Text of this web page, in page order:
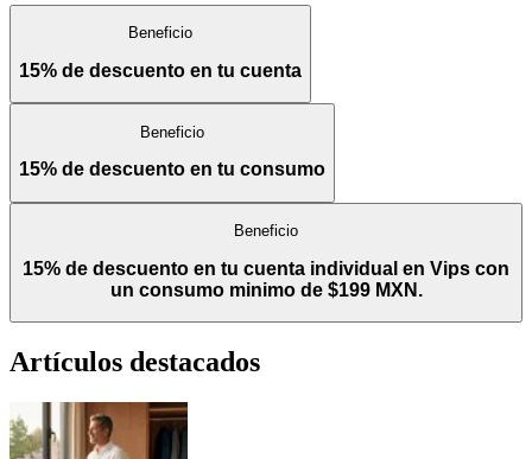
Beneficio
15% de descuento en tu cuenta
Beneficio
15% de descuento en tu consumo
Beneficio
15% de descuento en tu cuenta individual en Vips con
un consumo minimo de $199 MXN.
Artículos destacados